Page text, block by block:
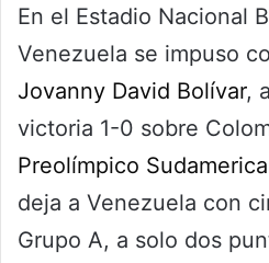
En el Estadio Nacional
Venezuela se impuso
Jovanny David Bolívar,
victoria 1-0 sobre
Preolímpico
deja a Venezuela con
Grupo A, a solo dos